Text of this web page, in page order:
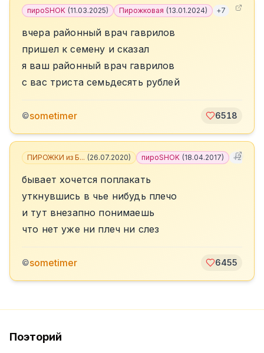
пироSHOK (11.03.2025) Пирожковая (13.01.2024) +7
вчера районный врач гаврилов
пришел к семену и сказал
я ваш районный врач гаврилов
с вас триста семьдесять рублей
©sometimer 6518
ПИРОЖКИ из Б... (26.07.2020) пироSHOK (18.04.2017) +2
бывает хочется поплакать
уткнувшись в чье нибудь плечо
и тут внезапно понимаешь
что нет уже ни плеч ни слез
©sometimer 6455
Поэторий